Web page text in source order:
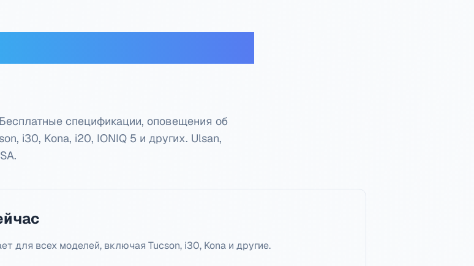
спецификации, оповещения об
i30, Kona, i20, IONIQ 5 и других. Ulsan,
.
для всех моделей, включая Tucson, i30, Kona и другие.